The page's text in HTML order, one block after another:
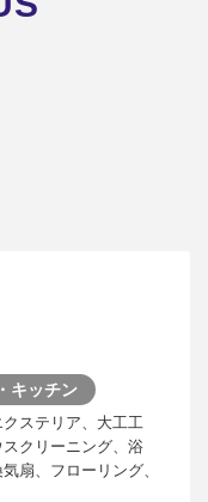
キッチン
ステリア、大工工
クリーニング、浴
扇、フローリング、